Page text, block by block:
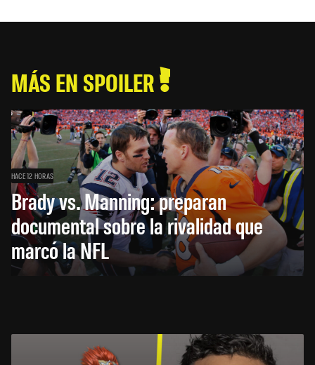
MÁS EN SPOILER
HACE 12 HORAS
Brady vs. Manning: preparan
documental sobre la rivalidad que
marcó la NFL